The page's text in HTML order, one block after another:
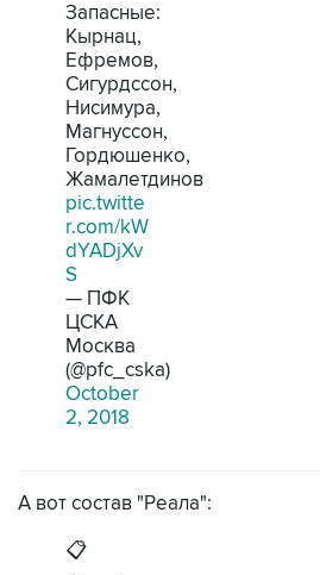
Запасные:
Кырнац,
Ефремов,
Сигурдссон,
Нисимура,
Магнуссон,
Гордюшенко,
Жамалетдинов
pic.twitte
r.com/kW
dYADjXv
S
— ПФК
ЦСКА
Москва
(@pfc_cska)
October
2, 2018
А вот состав "Реала":
📋